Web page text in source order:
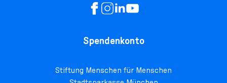
Spendenkonto
Stiftung Menschen für Menschen